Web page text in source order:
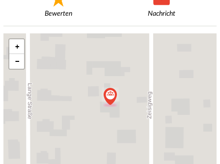
Bewerten Nachricht
+
−